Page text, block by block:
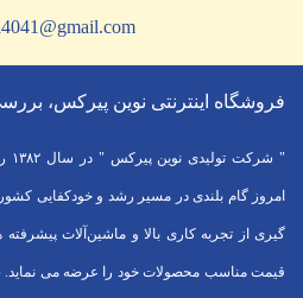
فروشگاه اینترنتی نوین پیرکس،
"
امروز گام بلندی در مسیر رشد و خودکفایی
گیری از تجربه کاری بالا و ماشین‌آلات پیشرفته
قیمت مناسب محصولات خود را عرضه می نماید.